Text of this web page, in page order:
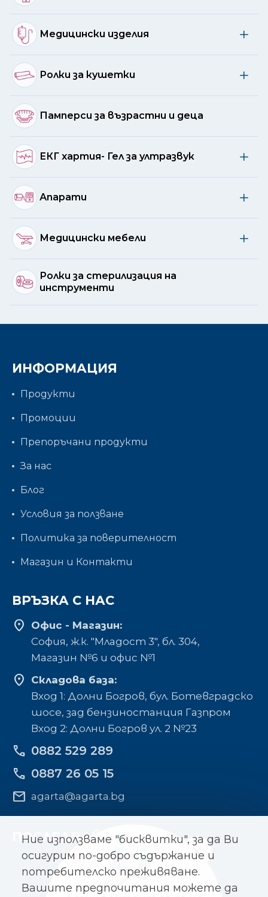
Медицински изделия
Ролки за кушетки
Памперси за възрастни и деца
ЕКГ хартия- Гел за ултразвук
Апарати
Медицински мебели
Ролки за стерилизация на
инструменти
ИНФОРМАЦИЯ
Продукти
Промоции
Препоръчани продукти
За нас
Блог
Условия за ползване
Политика за поверителност
Магазин и Контакти
ВРЪЗКА С НАС
location_on
Офис - Магазин:
София, ж.к. "Младост 3", бл. 304,
Mагазин №6 и офис №1
location_on
Складова база:
Вход 1: Долни Богров, бул. Ботевградско
шосе, зад бензиностанция Газпром
Вход 2: Долни Богров ул. 2 №23
phone 0882 529 289
phone 0887 26 05 15
mail agarta@agarta.bg
ПОСЛЕДВАЙТЕ НИ
Ние използваме "бисквитки", за да Ви
осигурим по-добро съдържание и
потребителско преживяване.
Вашите предпочитания можете да